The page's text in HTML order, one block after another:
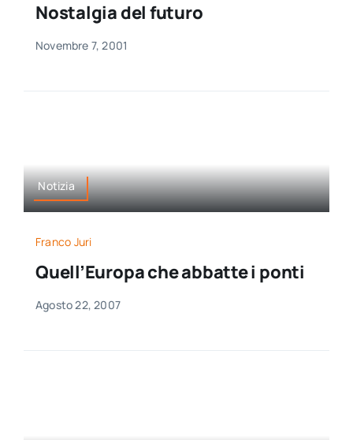
Nostalgia del futuro
Novembre 7, 2001
Notizia
Franco Juri
Quell’Europa che abbatte i ponti
Agosto 22, 2007